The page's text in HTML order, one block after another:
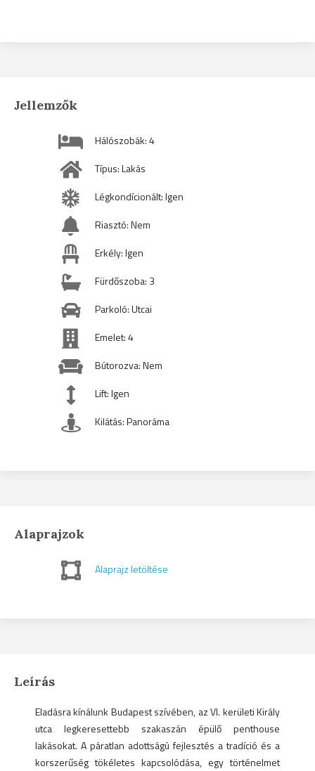
Jellemzők
Hálószobák: 4
Típus: Lakás
Légkondícionált: Igen
Riasztó: Nem
Erkély: Igen
Fürdőszoba: 3
Parkoló: Utcai
Emelet: 4
Bútorozva: Nem
Lift: Igen
Kilátás: Panoráma
Alaprajzok
Alaprajz letöltése
Leírás
Eladásra kínálunk Budapest szívében, az VI. kerületi Király
utca legkeresettebb szakaszán épülő penthouse
lakásokat. A páratlan adottságú fejlesztés a tradíció és a
korszerűség tökéletes kapcsolódása, egy történelmet